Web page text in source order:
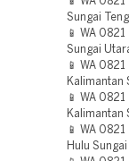
Sungai
📱 WA
Sungai
📱 WA
Kalimantan
📱 WA
Kalimantan
📱 WA
Hulu